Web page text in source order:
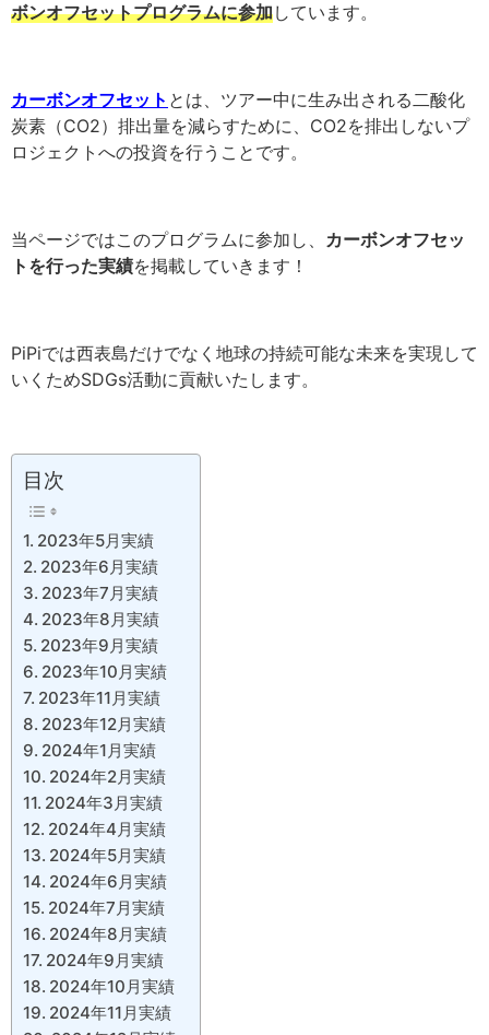
ボンオフセットプログラムに参加しています。
カーボンオフセット とは、ツアー中に生み出される二酸化
炭素（CO2）排出量を減らすために、CO2を排出しないプ
ロジェクトへの投資を行うことです。
当ページではこのプログラムに参加し、 カーボンオフセッ
トを行った実績を掲載していきます！
PiPiでは西表島だけでなく地球の持続可能な未来を実現して
いくためSDGs活動に貢献いたします。
目次
2023年5月実績
2023年6月実績
2023年7月実績
2023年8月実績
2023年9月実績
2023年10月実績
2023年11月実績
2023年12月実績
2024年1月実績
2024年2月実績
2024年3月実績
2024年4月実績
2024年5月実績
2024年6月実績
2024年7月実績
2024年8月実績
2024年9月実績
2024年10月実績
2024年11月実績